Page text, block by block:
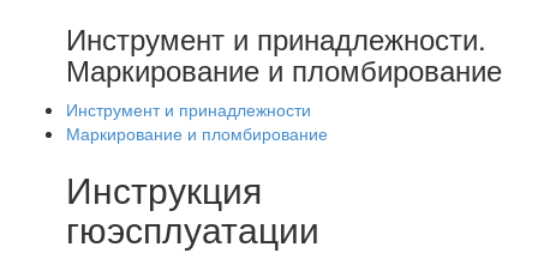
Инструмент и принадлежности.
Маркирование и пломбирование
Инструмент и принадлежности
Маркирование и пломбирование
Инструкция
гюэсплуатации